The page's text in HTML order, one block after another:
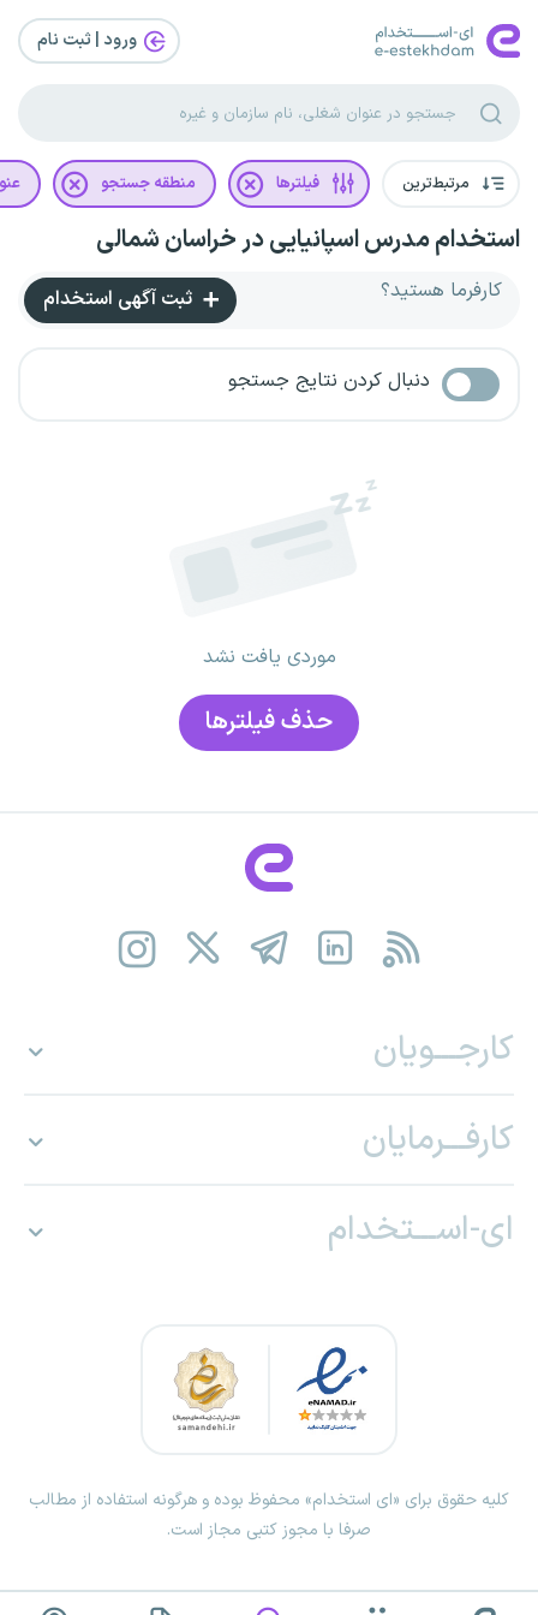
ورود | ثبت‌ نام
مرتبط‌ترین فیلترها منطقه جستجو
استخدام مدرس اسپانیایی در خراسان شمالی
کارفرما هستید؟ ثبت آگهی استخدام
دنبال کردن نتایج جستجو
موردی یافت نشد
حذف فیلتر‌ها
کارجـــویان
کارفـــرمایان
ای-اســـتخدام
کلیه حقوق برای «ای استخدام» محفوظ بوده و هرگونه استفاده از مطالب
صرفا با مجوز کتبی مجاز است.